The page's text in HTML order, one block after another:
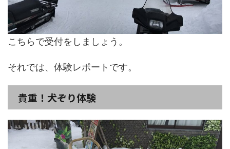
こちらで受付をしましょう。
それでは、体験レポートです。
貴重！犬ぞり体験